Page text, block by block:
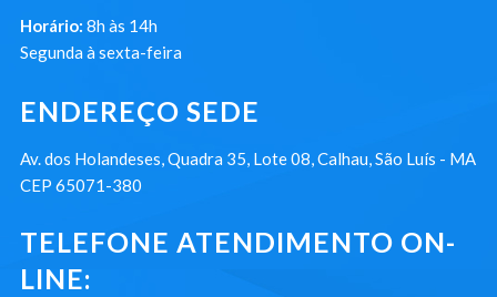
Horário: 8h às 14h
Segunda à sexta-feira
ENDEREÇO SEDE
Av. dos Holandeses, Quadra 35, Lote 08, Calhau, São Luís - MA
CEP 65071-380
TELEFONE ATENDIMENTO ON-
LINE: